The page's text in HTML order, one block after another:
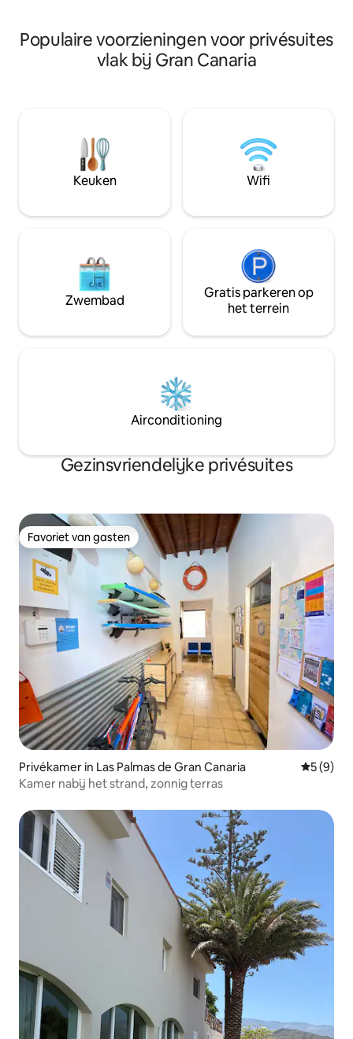
Populaire voorzieningen voor privésuites
vlak bij Gran Canaria
Keuken Wifi
Zwembad
Gratis parkeren op
het terrein
Airconditioning
Gezinsvriendelijke privésuites
Favoriet van gasten
Favoriet van gasten
Privékamer in Las Palmas de Gran Canaria
5 (9)
Kamer nabij het strand, zonnig terras